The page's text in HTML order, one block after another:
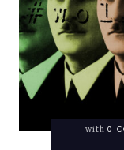
with 0